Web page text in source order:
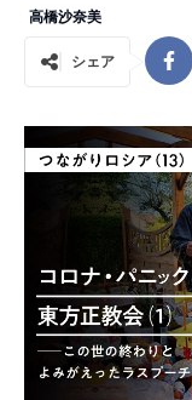
高橋沙奈美
シェア